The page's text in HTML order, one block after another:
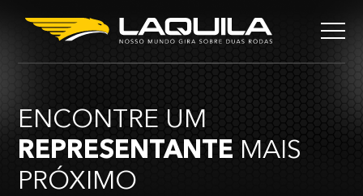
ENCONTRE UM
REPRESENTANTE MAIS
PRÓXIMO